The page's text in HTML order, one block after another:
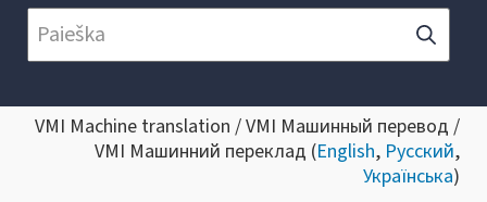
VMI Machine translation / VMI Машинный перевод /
VMI Машинний переклад (English, Русский,
Українська)